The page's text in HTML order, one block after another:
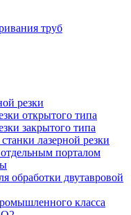
труб
резки
открытого типа
закрытого типа
лазерной резки
порталом
обработки двутавровой
класса